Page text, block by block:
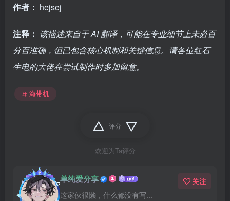
作者： hejsej
注释： 该描述来自于 AI 翻译，可能在专业细节上未必百
分百准确，但已包含核心机制和关键信息。请各位红石
生电的大佬在尝试制作时多加留意。
海带机
评分
欢迎为Ta评分
单纯爱分享
这家伙很懒，什么都没有写...
关注